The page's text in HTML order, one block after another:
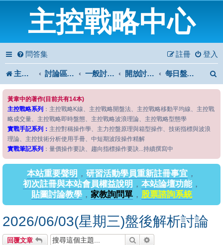
主控戰略中心
問答集 登入
註冊
主控戰略中心 討論區首頁 一般討論區 開放討論區 每日盤後解析
黃韋中的著作(目前共有14本)
主控戰略系列 ：主控戰略K線、主控戰略開盤法、主控戰略移動平均線、主控戰
略成交量、主控戰略即時盤態、主控戰略波浪理論、主控戰略型態學
實戰手記系列： 主控對稱操作學、主力控盤原理與箱型操作、技術指標與波浪
理論、主控技術分析使用手冊、中短期波段操作精解
實戰筆記系列 ：量價操作要訣、趨向指標操作要訣...持續撰寫中
本站重要聲明 ， 研習活動學員重新註冊事宜 ，
初次註冊與本站會員權益說明 ， 本站論壇功能，
貼圖討論教學， 家教詢問單， 股票諮詢系統
2026/06/03(星期三)盤後解析討論
回覆文章 搜尋